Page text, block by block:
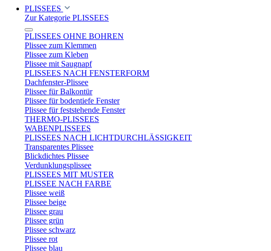
PLISSEES
Zur Kategorie PLISSEES
PLISSEES OHNE BOHREN
Plissee zum Klemmen
Plissee zum Kleben
Plissee mit Saugnapf
PLISSEES NACH FENSTERFORM
Dachfenster-Plissee
Plissee für Balkontür
Plissee für bodentiefe Fenster
Plissee für feststehende Fenster
THERMO-PLISSEES
WABENPLISSEES
PLISSEES NACH LICHTDURCHLÄSSIGKEIT
Transparentes Plissee
Blickdichtes Plissee
Verdunklungsplissee
PLISSEES MIT MUSTER
PLISSEE NACH FARBE
Plissee weiß
Plissee beige
Plissee grau
Plissee grün
Plissee schwarz
Plissee rot
Plissee blau